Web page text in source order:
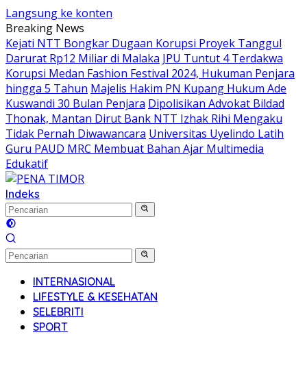
Langsung ke konten
Breaking News
Kejati NTT Bongkar Dugaan Korupsi Proyek Tanggul
Darurat Rp12 Miliar di Malaka JPU Tuntut 4 Terdakwa
Korupsi Medan Fashion Festival 2024, Hukuman Penjara
hingga 5 Tahun Majelis Hakim PN Kupang Hukum Ade
Kuswandi 30 Bulan Penjara Dipolisikan Advokat Bildad
Thonak, Mantan Dirut Bank NTT Izhak Rihi Mengaku
Tidak Pernah Diwawancara Universitas Uyelindo Latih
Guru PAUD MRC Membuat Bahan Ajar Multimedia
Edukatif
Indeks
INTERNASIONAL
LIFESTYLE & KESEHATAN
SELEBRITI
SPORT